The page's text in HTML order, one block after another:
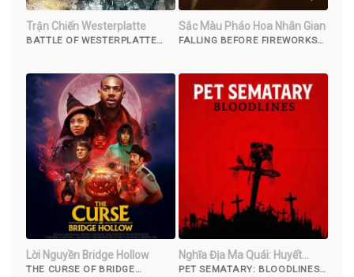
Trận Chiến Westerplatte
BATTLE OF WESTERPLATTE
Sắc Màu Pháo Hoa Nhân Gian
FALLING BEFORE FIREWORKS
Lời Nguyền Bridge Hollow
THE CURSE OF BRIDGE
Nghĩa Địa Ma Quái: Huyết
Thống
PET SEMATARY: BLOODLINES